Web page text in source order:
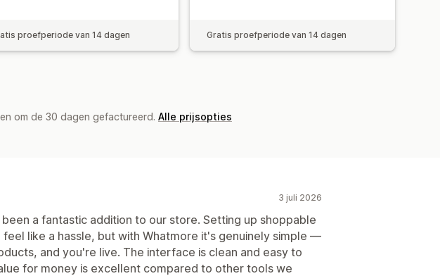
proefperiode van 14 dagen Gratis proefperiode van 14 dagen
om de 30 dagen gefactureerd. Alle prijsopties
3 juli 2026
a fantastic addition to our store. Setting up shoppable
like a hassle, but with Whatmore it's genuinely simple —
and you're live. The interface is clean and easy to
for money is excellent compared to other tools we